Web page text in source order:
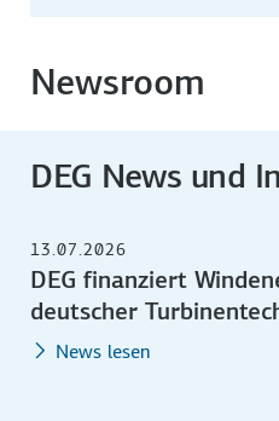
Newsroom
DEG News und
13.07.2026
DEG finanziert
deutscher
News lesen